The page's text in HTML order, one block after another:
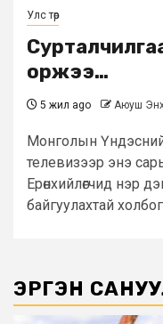
Улс төр
оржээ…
5 жил ago Аюуш
Монголын
телевизээр энэ
Ерөнхийлөгчид нэр
байгуулахтай
ЭРГЭН